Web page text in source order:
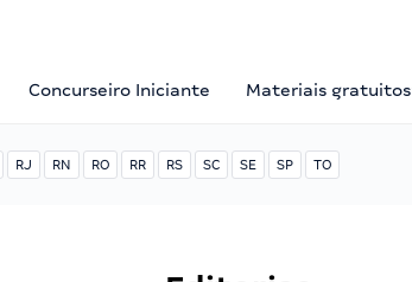
Concurseiro Iniciante Materiais gratuitos
RJ RN RO RR RS SC SE SP TO